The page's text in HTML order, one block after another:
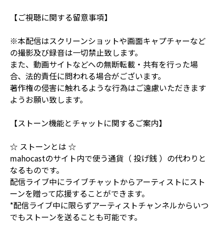
【ご視聴に関する留意事項】
※本配信はスクリーンショットや画面キャプチャーなど
の撮影及び録音は一切禁止致します。
また、動画サイトなどへの無断転載・共有を行った場
合、法的責任に問われる場合がございます。
著作権の侵害に触れるような行為はご遠慮いただきます
ようお願い致します。
【ストーン機能とチャットに関するご案内】
☆ ストーンとは ☆
mahocastのサイト内で使う通貨（ 投げ銭 ）の代わりと
なるものです。
配信ライブ中にライブチャットからアーティストにスト
ーンを贈って応援することができます。
*配信ライブ中に限らずアーティストチャンネルからいつ
でもストーンを送ることも可能です。